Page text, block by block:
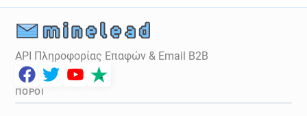
API Πληροφορίας Επαφών & Email B2B
ΠΌΡΟΙ